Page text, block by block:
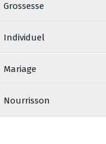
Grossesse
Individuel
Mariage
Nourrisson